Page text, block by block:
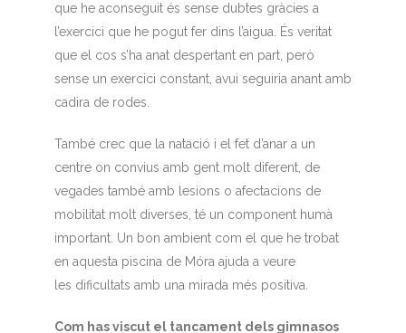
que he aconseguit és sense dubtes gràcies a
l’exercici que he pogut fer dins l’aigua. És veritat
que el cos s’ha anat despertant en part, però
sense un exercici constant, avui seguiria anant amb
cadira de rodes.
També crec que la natació i el fet d’anar a un
centre on convius amb gent molt diferent, de
vegades també amb lesions o afectacions de
mobilitat molt diverses, té un component humà
important. Un bon ambient com el que he trobat
en aquesta piscina de Móra ajuda a veure
les dificultats amb una mirada més positiva.
Com has viscut el tancament dels gimnasos